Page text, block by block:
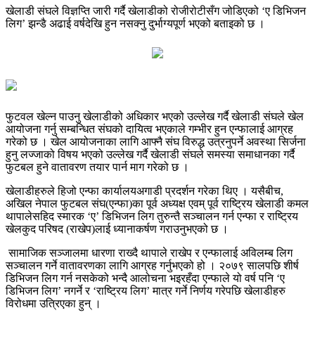
खेलाडी संघले विज्ञप्ति जारी गर्दै खेलाडीको रोजीरोटीसँग जोडिएको ‘ए डिभिजन
लिग’ झन्डै अढाई वर्षदेखि हुन नसक्नु दुर्भाग्यपूर्ण भएको बताइको छ ।
फुटवल खेल्न पाउनु खेलाडीको अधिकार भएको उल्लेख गर्दै खेलाडी संघले खेल
आयोजना गर्नु सम्बन्धित संघको दायित्व भएकाले गम्भीर हुन एन्फालाई आग्रह
गरेको छ । खेल आयोजनाका लागि आफ्नै संघ विरुद्ध उत्रनुपर्ने अवस्था सिर्जना
हुनु लज्जाको विषय भएको उल्लेख गर्दै खेलाडी संघले समस्या समाधानका गर्दै
फुटबल हुने वातावरण तयार पार्न माग गरेको छ ।
खेलाडीहरुले हिजो एन्फा कार्यालयअगाडी प्रदर्शन गरेका थिए । यसैबीच,
अखिल नेपाल फुटबल संघ(एन्फा)का पूर्व अध्यक्ष एवम् पूर्व राष्ट्रिय खेलाडी कमल
थापालेसहिद स्मारक ‘ए’ डिभिजन लिग तुरुन्तै सञ्चालन गर्न एन्फा र राष्ट्रिय
खेलकुद परिषद (राखेप)लाई ध्यानाकर्षण गराउनुभएको छ ।
सामाजिक सञ्जालमा धारणा राख्दै थापाले राखेप र एन्फालाई अविलम्ब लिग
सञ्चालन गर्ने वातावरणका लागि आग्रह गर्नुभएको हो । २०७९ सालपछि शीर्ष
डिभिजन लिग गर्न नसकेको भन्दै आलोचना भइरहँदा एन्फाले यो वर्ष पनि ‘ए
डिभिजन लिग’ नगर्ने र ‘राष्ट्रिय लिग’ मात्र गर्ने निर्णय गरेपछि खेलाडीहरु
विरोधमा उत्रिएका हुन् ।